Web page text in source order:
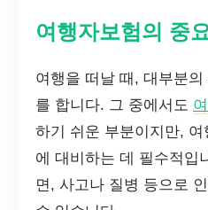
여행자보험의 중
여행을 떠날 때, 대부분
를 합니다. 그 중에서도
하기 쉬운 부분이지만,
에 대비하는 데 필수적입
면, 사고나 질병 등으로